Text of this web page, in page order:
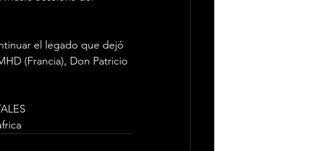
el legado que dejó
(Francia), Don Patricio